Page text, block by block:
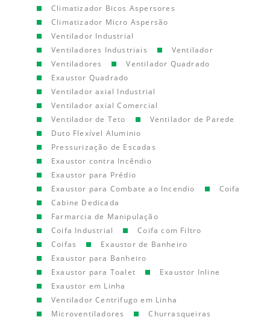
Climatizador Bicos Aspersores
Climatizador Micro Aspersão
Ventilador Industrial
Ventiladores Industriais
Ventilador
Ventiladores
Ventilador Quadrado
Exaustor Quadrado
Ventilador axial Industrial
Ventilador axial Comercial
Ventilador de Teto
Ventilador de Parede
Duto Flexível Aluminio
Pressurização de Escadas
Exaustor contra Incêndio
Exaustor para Prédio
Exaustor para Combate ao Incendio
Coifa
Cabine Dedicada
Farmarcia de Manipulação
Coifa Industrial
Coifa com Filtro
Coifas
Exaustor de Banheiro
Exaustor para Banheiro
Exaustor para Toalet
Exaustor Inline
Exaustor em Linha
Ventilador Centrifugo em Linha
Microventiladores
Churrasqueiras